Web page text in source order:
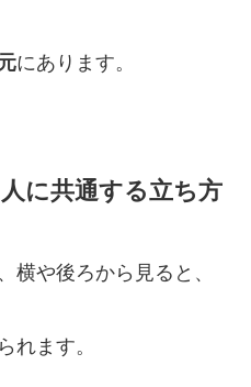
にあります。
に共通する立ち方
横や後ろから見ると、
れます。